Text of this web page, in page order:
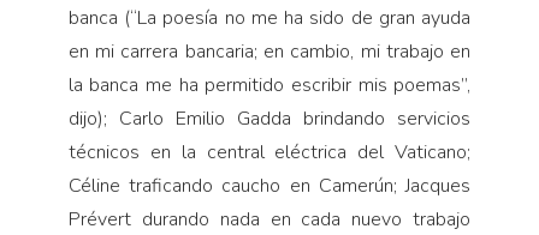
banca (“La poesía no me ha sido de gran ayuda
en mi carrera bancaria; en cambio, mi trabajo en
la banca me ha permitido escribir mis poemas”,
dijo); Carlo Emilio Gadda brindando servicios
técnicos en la central eléctrica del Vaticano;
Céline traficando caucho en Camerún; Jacques
Prévert durando nada en cada nuevo trabajo